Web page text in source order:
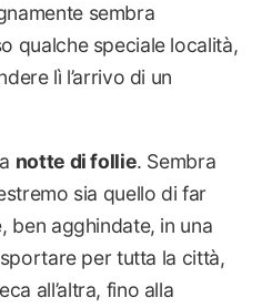
sembra
qualche speciale località,
lì l’arrivo di un
notte di follie. Sembra
sia quello di far
ben agghindate, in una
per tutta la città,
all’altra, fino alla